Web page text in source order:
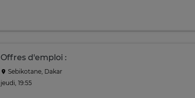
Offres d'emploi :
Sebikotane, Dakar
jeudi, 19:55